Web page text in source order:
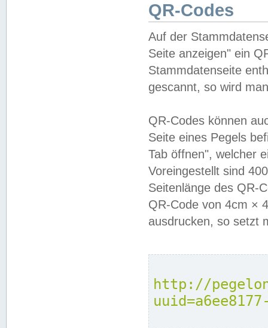
QR-Codes
Auf der
Seite anzeigen" ein
Stammdatenseite
gescannt, so wird
QR-Codes können
Seite eines Pegels
Tab öffnen", welcher
Voreingestellt sind
Seitenlänge des QR-
QR-Code von 4cm ×
ausdrucken, so setzt
http://